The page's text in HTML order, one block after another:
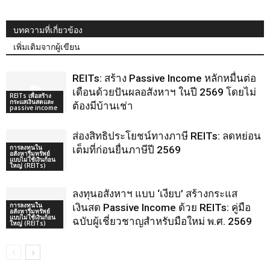
บทความที่เกี่ยวข้อง
เพิ่มเติมจากผู้เขียน
REITs เพื่อสร้าง
กระแสเงินสดและ
passive income
REITs: สร้าง Passive Income หลักหมื่นต่อ
เดือนด้วยปันผลอสังหาฯ ในปี 2569 โดยไม่
ต้องมีบ้านเช่า
การลงทุนใน
อสังหาริมทรัพย์
แบบไม่ใช้เงินก้อน
ใหญ่ (REITs)
ส่องสิทธิประโยชน์ทางภาษี REITs: ลดหย่อน
เต็มที่ก่อนยื่นภาษีปี 2569
การลงทุนใน
อสังหาริมทรัพย์
แบบไม่ใช้เงินก้อน
ใหญ่ (REITs)
ลงทุนอสังหาฯ แบบ ‘เงียบ’ สร้างกระแส
เงินสด Passive Income ด้วย REITs: คู่มือ
ฉบับผู้เชี่ยวชาญสำหรับมือใหม่ พ.ศ. 2569